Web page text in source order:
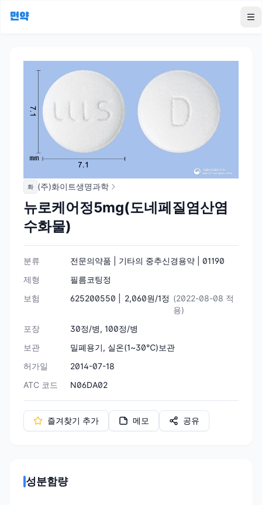
먼약
화 (주)화이트생명과학
뉴로케어정5mg(도네페질염산염
수화물)
분류
전문의약품 | 기타의 중추신경용약 | 01190
제형
필름코팅정
보험
625200550 | 2,060원/1정 (2022-08-08 적
용)
포장
30정/병, 100정/병
보관
밀폐용기, 실온(1~30℃)보관
허가일
2014-07-18
ATC 코드
N06DA02
즐겨찾기 추가 메모 공유
성분함량